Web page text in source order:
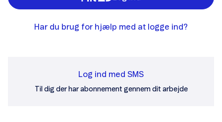
Har du brug for hjælp med at logge ind?
Log ind med SMS
Til dig der har abonnement gennem dit arbejde